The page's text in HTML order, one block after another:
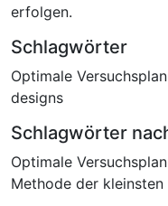
erfolgen.
Schlagwörter
Optimale
designs
Schlagwörter
Optimale
Methode der kleinsten